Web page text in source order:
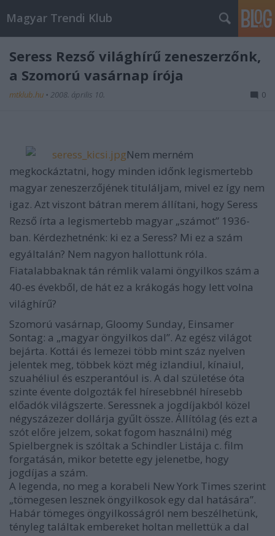
Magyar Trendi Klub
Seress Rezső világhírű zeneszerzőnk,
a Szomorú vasárnap írója
mtklub.hu • 2008. április 10. 0
Nem merném
megkockáztatni, hogy minden időnk legismertebb
magyar zeneszerzőjének tituláljam, mivel ez így nem
igaz. Azt viszont bátran merem állítani, hogy Seress
Rezső írta a legismertebb magyar „számot” 1936-
ban. Kérdezhetnénk: ki ez a Seress? Mi ez a szám
egyáltalán? Nem nagyon hallottunk róla.
Fiatalabbaknak tán rémlik valami öngyilkos szám a
40-es évekből, de hát ez a krákogás hogy lett volna
világhírű?
Szomorú vasárnap, Gloomy Sunday, Einsamer
Sontag: a „magyar öngyilkos dal”. Az egész világot
bejárta. Kottái és lemezei több mint száz nyelven
jelentek meg, többek közt még izlandiul, kínaiul,
szuahéliul és eszperantóul is. A dal születése óta
szinte évente dolgozták fel híresebbnél híresebb
előadók világszerte. Seressnek a jogdíjakból közel
négyszázezer dollárja gyűlt össze. Állítólag (és ezt a
szót előre jelzem, sokat fogom használni) még
Spielbergnek is szóltak a Schindler Listája c. film
forgatásán, mikor betette egy jelenetbe, hogy
jogdíjas a szám.
A legenda, no meg a korabeli New York Times szerint
„tömegesen lesznek öngyilkosok egy dal hatására”.
Habár tömeges öngyilkosságról nem beszélhetünk,
tényleg találtak embereket holtan mellettük a dal